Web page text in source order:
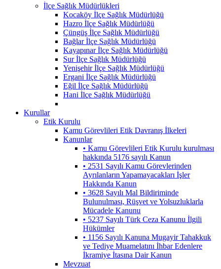
İlçe Sağlık Müdürlükleri
Kocaköy İlçe Sağlık Müdürlüğü
Hazro İlçe Sağlık Müdürlüğü
Çüngüş İlçe Sağlık Müdürlüğü
Bağlar İlçe Sağlık Müdürlüğü
Kayapınar İlçe Sağlık Müdürlüğü
Sur İlçe Sağlık Müdürlüğü
Yenişehir İlçe Sağlık Müdürlüğü
Ergani İlçe Sağlık Müdürlüğü
Eğil İlçe Sağlık Müdürlüğü
Hani İlçe Sağlık Müdürlüğü
Kurullar
Etik Kurulu
Kamu Görevlileri Etik Davranış İlkeleri
Kanunlar
• Kamu Görevlileri Etik Kurulu kurulması
hakkında 5176 sayılı Kanun
• 2531 Sayılı Kamu Görevlerinden
Ayrılanların Yapamayacakları İşler
Hakkında Kanun
• 3628 Sayılı Mal Bildiriminde
Bulunulması, Rüşvet ve Yolsuzluklarla
Mücadele Kanunu
• 5237 Sayılı Türk Ceza Kanunu İlgili
Hükümler
• 1156 Sayılı Kanuna Mugayir Tahakkuk
ve Tediye Muamelatını İhbar Edenlere
İkramiye İtasına Dair Kanun
Mevzuat